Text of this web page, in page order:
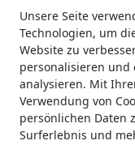
Unsere Seite
Technologien, um
Website zu
personalisieren und
analysieren. Mit
Verwendung von
persönlichen Daten
Surferlebnis und
Suchen
Startseite
Hund
Corwex C-
Baumwolle